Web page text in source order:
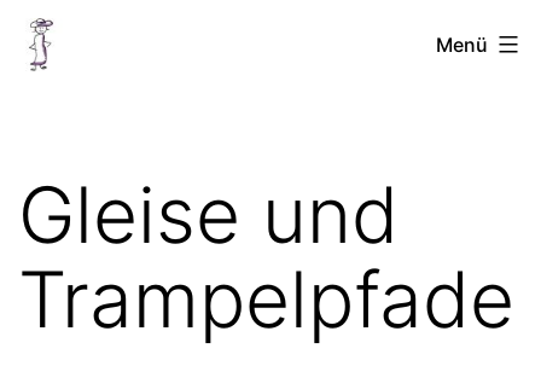
Zum
InhaltChellinchen
Menü
Gleise und
Trampelpfade